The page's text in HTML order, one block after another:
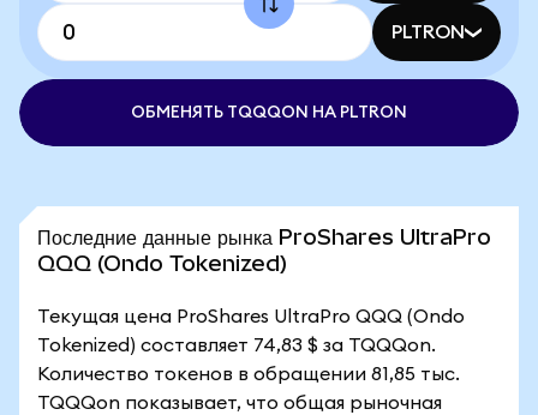
PLTRON
ОБМЕНЯТЬ TQQQON НА PLTRON
Последние данные рынка ProShares UltraPro
QQQ (Ondo Tokenized)
Текущая цена ProShares UltraPro QQQ (Ondo
Tokenized) составляет 74,83 $ за TQQQon.
Количество токенов в обращении 81,85 тыс.
TQQQon показывает, что общая рыночная